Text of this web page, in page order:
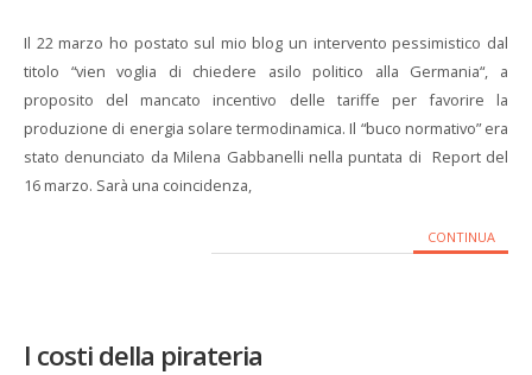
Il 22 marzo ho postato sul mio blog un intervento pessimistico dal
titolo “vien voglia di chiedere asilo politico alla Germania“, a
proposito del mancato incentivo delle tariffe per favorire la
produzione di energia solare termodinamica. Il “buco normativo” era
stato denunciato da Milena Gabbanelli nella puntata di Report del
16 marzo. Sarà una coincidenza,
CONTINUA
I costi della pirateria